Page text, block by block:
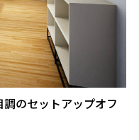
調のセットアップオフ